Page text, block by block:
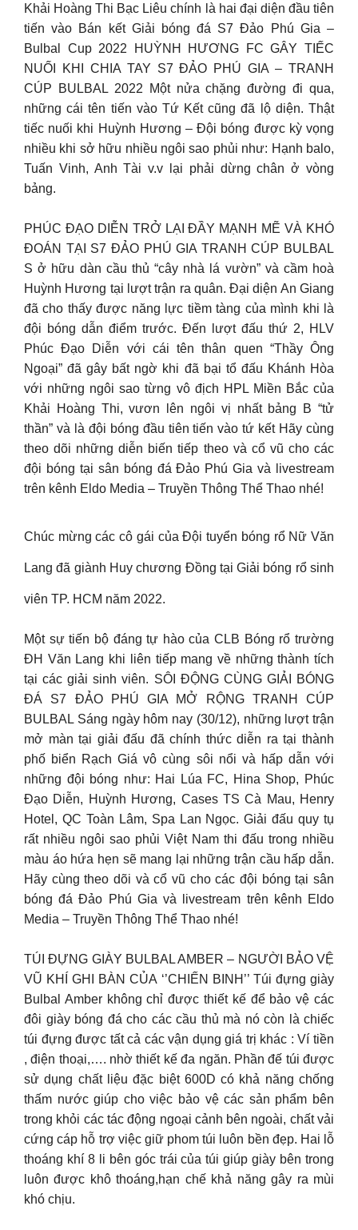
Khải Hoàng Thi Bạc Liêu chính là hai đại diện đầu tiên
tiến vào Bán kết Giải bóng đá S7 Đảo Phú Gia –
Bulbal Cup 2022 HUỲNH HƯƠNG FC GÂY TIẾC
NUỐI KHI CHIA TAY S7 ĐẢO PHÚ GIA – TRANH
CÚP BULBAL 2022 Một nửa chặng đường đi qua,
những cái tên tiến vào Tứ Kết cũng đã lộ diện. Thật
tiếc nuối khi Huỳnh Hương – Đội bóng được kỳ vọng
nhiều khi sở hữu nhiều ngôi sao phủi như: Hạnh balo,
Tuấn Vinh, Anh Tài v.v lại phải dừng chân ở vòng
bảng.
PHÚC ĐẠO DIỄN TRỞ LẠI ĐẦY MẠNH MẼ VÀ KHÓ
ĐOÁN TẠI S7 ĐẢO PHÚ GIA TRANH CÚP BULBAL
S ở hữu dàn cầu thủ “cây nhà lá vườn” và cầm hoà
Huỳnh Hương tại lượt trận ra quân. Đại diện An Giang
đã cho thấy được năng lực tiềm tàng của mình khi là
đội bóng dẫn điểm trước. Đến lượt đấu thứ 2, HLV
Phúc Đạo Diễn với cái tên thân quen “Thầy Ông
Ngoại” đã gây bất ngờ khi đã bại tổ đấu Khánh Hòa
với những ngôi sao từng vô địch HPL Miền Bắc của
Khải Hoàng Thi, vươn lên ngôi vị nhất bảng B “tử
thần” và là đội bóng đầu tiên tiến vào tứ kết Hãy cùng
theo dõi những diễn biến tiếp theo và cổ vũ cho các
đội bóng tại sân bóng đá Đảo Phú Gia và livestream
trên kênh Eldo Media – Truyền Thông Thể Thao nhé!
Chúc mừng các cô gái của Đội tuyển bóng rổ Nữ Văn
Lang đã giành Huy chương Đồng tại Giải bóng rổ sinh
viên TP. HCM năm 2022.
Một sự tiến bộ đáng tự hào của CLB Bóng rổ trường
ĐH Văn Lang khi liên tiếp mang về những thành tích
tại các giải sinh viên. SÔI ĐỘNG CÙNG GIẢI BÓNG
ĐÁ S7 ĐẢO PHÚ GIA MỞ RỘNG TRANH CÚP
BULBAL Sáng ngày hôm nay (30/12), những lượt trận
mở màn tại giải đấu đã chính thức diễn ra tại thành
phố biển Rạch Giá vô cùng sôi nổi và hấp dẫn với
những đội bóng như: Hai Lúa FC, Hina Shop, Phúc
Đạo Diễn, Huỳnh Hương, Cases TS Cà Mau, Henry
Hotel, QC Toàn Lâm, Spa Lan Ngọc. Giải đấu quy tụ
rất nhiều ngôi sao phủi Việt Nam thi đấu trong nhiều
màu áo hứa hẹn sẽ mang lại những trận cầu hấp dẫn.
Hãy cùng theo dõi và cổ vũ cho các đội bóng tại sân
bóng đá Đảo Phú Gia và livestream trên kênh Eldo
Media – Truyền Thông Thể Thao nhé!
TÚI ĐỰNG GIÀY BULBAL AMBER – NGƯỜI BẢO VỆ
VŨ KHÍ GHI BÀN CỦA ‘’CHIẾN BINH’’ Túi đựng giày
Bulbal Amber không chỉ được thiết kế để bảo vệ các
đôi giày bóng đá cho các cầu thủ mà nó còn là chiếc
túi đựng được tất cả các vận dụng giá trị khác : Ví tiền
, điện thoại,…. nhờ thiết kế đa ngăn. Phần đế túi được
sử dụng chất liệu đặc biệt 600D có khả năng chống
thấm nước giúp cho việc bảo vệ các sản phẩm bên
trong khỏi các tác động ngoại cảnh bên ngoài, chất vải
cứng cáp hỗ trợ việc giữ phom túi luôn bền đẹp. Hai lỗ
thoáng khí 8 li bên góc trái của túi giúp giày bên trong
luôn được khô thoáng,hạn chế khả năng gây ra mùi
khó chịu.